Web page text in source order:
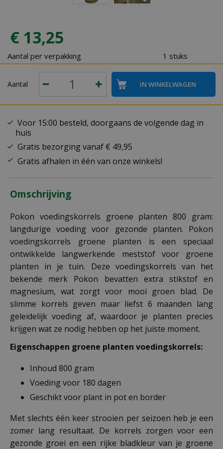
€ 13,25
Aantal per verpakking 1 stuks
Aantal
Voor 15:00 besteld, doorgaans de volgende dag in
huis
Gratis bezorging vanaf € 49,95
Gratis afhalen in één van onze winkels!
Omschrijving
Pokon voedingskorrels groene planten 800 gram:
langdurige voeding voor gezonde planten. Pokon
voedingskorrels groene planten is een speciaal
ontwikkelde langwerkende meststof voor groene
planten in je tuin. Deze voedingskorrels van het
bekende merk Pokon bevatten extra stikstof en
magnesium, wat zorgt voor mooi groen blad. De
slimme korrels geven maar liefst 6 maanden lang
geleidelijk voeding af, waardoor je planten precies
krijgen wat ze nodig hebben op het juiste moment.
Eigenschappen groene planten voedingskorrels:
Inhoud 800 gram
Voeding voor 180 dagen
Geschikt voor plant in pot en border
Met slechts één keer strooien per seizoen heb je een
zomer lang resultaat. De korrels zorgen voor een
gezonde groei en een rijke bladkleur van je groene